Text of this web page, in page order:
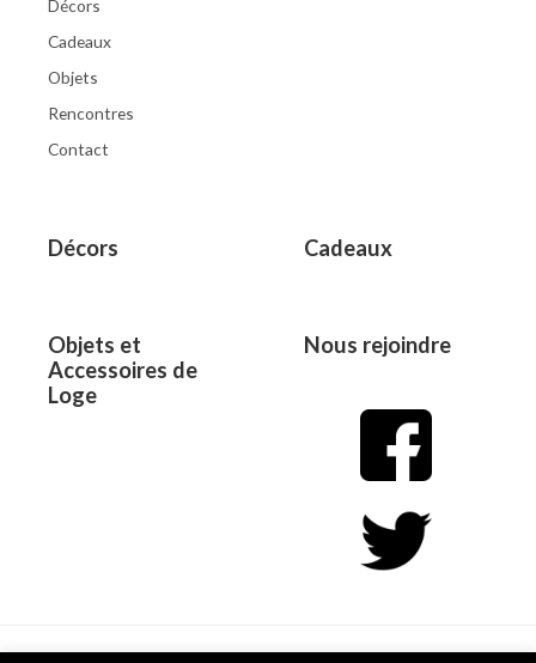
Décors
Cadeaux
Objets
Rencontres
Contact
Décors Cadeaux
Objets et
Accessoires de
Loge
Nous rejoindre